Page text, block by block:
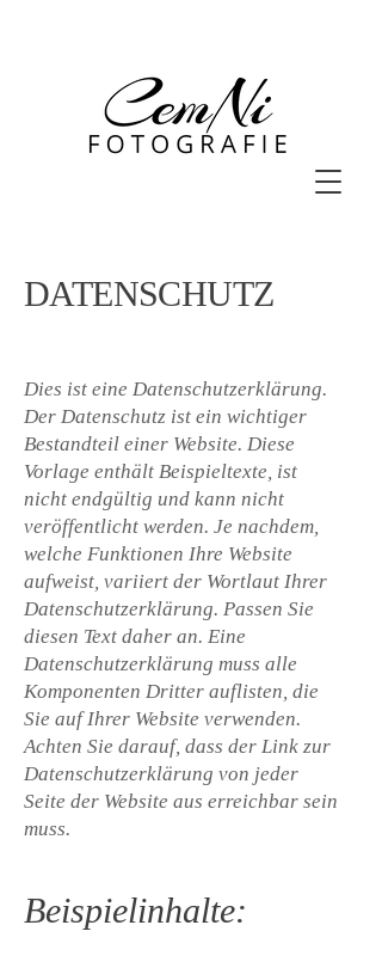
DATENSCHUTZ
Dies ist eine Datenschutzerklärung.
Der Datenschutz ist ein wichtiger
Bestandteil einer Website. Diese
Vorlage enthält Beispieltexte, ist
nicht endgültig und kann nicht
veröffentlicht werden. Je nachdem,
welche Funktionen Ihre Website
aufweist, variiert der Wortlaut Ihrer
Datenschutzerklärung. Passen Sie
diesen Text daher an. Eine
Datenschutzerklärung muss alle
Komponenten Dritter auflisten, die
Sie auf Ihrer Website verwenden.
Achten Sie darauf, dass der Link zur
Datenschutzerklärung von jeder
Seite der Website aus erreichbar sein
muss.
Beispielinhalte: